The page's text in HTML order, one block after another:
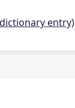
entry)